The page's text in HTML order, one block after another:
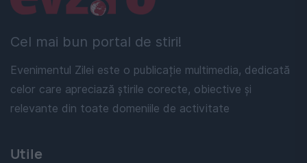
Cel mai bun portal de stiri!
Evenimentul Zilei este o publicație multimedia, dedicată
celor care apreciază știrile corecte, obiective și
relevante din toate domeniile de activitate
Utile